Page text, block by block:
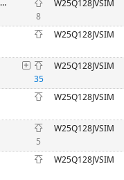
深圳市朱博士电子科技有限公司（原深圳市中意法电子科技有限公司）
8
W25Q128JVSIM
W25Q128JVSIM
35
W25Q128JVSIM
W25Q128JVSIM
5
W25Q128JVSIM
W25Q128JVSIM